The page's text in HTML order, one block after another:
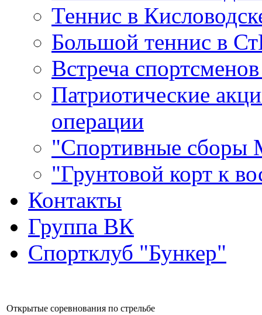
Теннис в
Большой теннис в
Встреча
Патриотические
операции
"Спортивные
"Грунтовой корт к
Контакты
Группа ВК
Спортклуб "Бункер"
Открытые соревнования по стрельбе